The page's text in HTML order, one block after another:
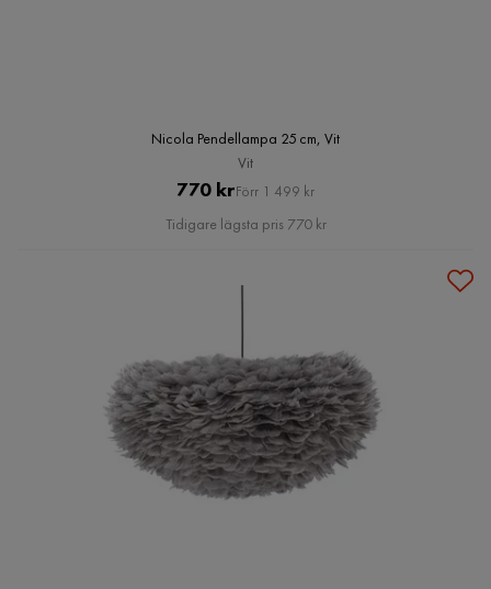
Nicola Pendellampa 25 cm, Vit
Vit
Pris
770 kr Original
Pris
Förr 1 499 kr
Tidigare lägsta pris 770 kr